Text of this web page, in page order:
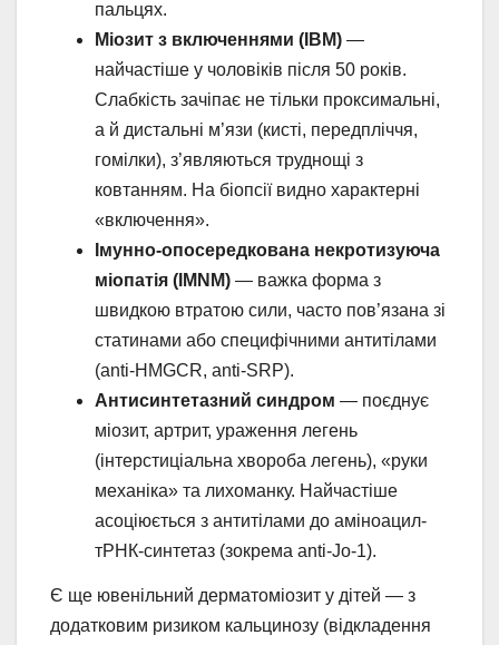
пальцях.
Міозит з включеннями (IBM) —
найчастіше у чоловіків після 50 років.
Слабкість зачіпає не тільки проксимальні,
а й дистальні м’язи (кисті, передпліччя,
гомілки), з’являються труднощі з
ковтанням. На біопсії видно характерні
«включення».
Імунно-опосередкована некротизуюча
міопатія (IMNM) — важка форма з
швидкою втратою сили, часто пов’язана зі
статинами або специфічними антитілами
(anti-HMGCR, anti-SRP).
Антисинтетазний синдром — поєднує
міозит, артрит, ураження легень
(інтерстиціальна хвороба легень), «руки
механіка» та лихоманку. Найчастіше
асоціюється з антитілами до аміноацил-
тРНК-синтетаз (зокрема anti-Jo-1).
Є ще ювенільний дерматоміозит у дітей — з
додатковим ризиком кальцинозу (відкладення